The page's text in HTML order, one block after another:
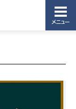
メニュー